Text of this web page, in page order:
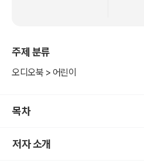
주제 분류
오디오북 > 어린이
목차
저자 소개